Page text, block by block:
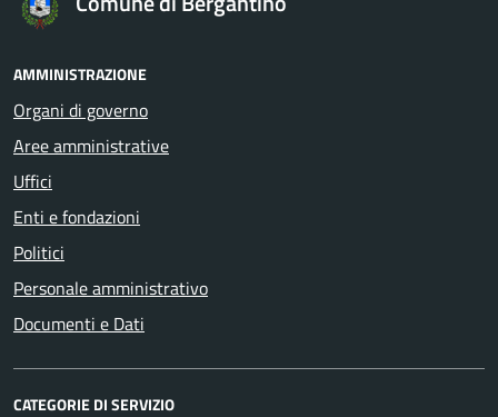
AMMINISTRAZIONE
Organi di governo
Aree amministrative
Uffici
Enti e fondazioni
Politici
Personale amministrativo
Documenti e Dati
CATEGORIE DI SERVIZIO